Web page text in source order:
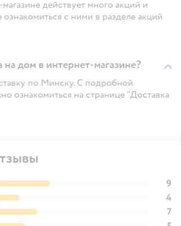
действует много акций и
с ними в разделе акций
на дом в интернет-магазине?
по Минску. С подробной
ознакомиться на странице "Доставка
9
4
7